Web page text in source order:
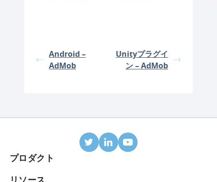
Android –
AdMob
Unityプラグイ
ン – AdMob
プロダクト
モバイルアトリビューション